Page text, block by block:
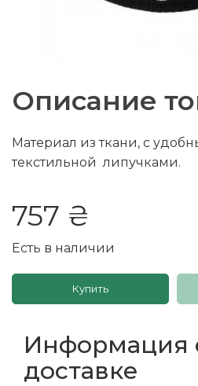
Описание
Материал из ткани, с
текстильной липучками.
757 ₴
Есть в наличии
Купить
Информация
доставке